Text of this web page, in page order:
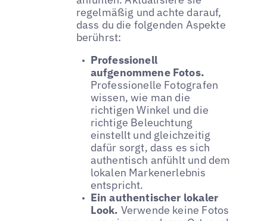
regelmäßig und achte darauf,
dass du die folgenden Aspekte
berührst:
Professionell
aufgenommene Fotos.
Professionelle Fotografen
wissen, wie man die
richtigen Winkel und die
richtige Beleuchtung
einstellt und gleichzeitig
dafür sorgt, dass es sich
authentisch anfühlt und dem
lokalen Markenerlebnis
entspricht.
Ein authentischer lokaler
Look. Verwende keine Fotos